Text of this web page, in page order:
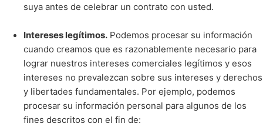
suya antes de celebrar un contrato con usted.
Intereses legítimos. Podemos procesar su información
cuando creamos que es razonablemente necesario para
lograr nuestros intereses comerciales legítimos y esos
intereses no prevalezcan sobre sus intereses y derechos
y libertades fundamentales. Por ejemplo, podemos
procesar su información personal para algunos de los
fines descritos con el fin de: